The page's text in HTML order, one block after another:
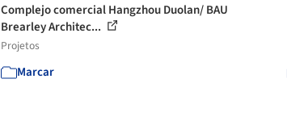
Complejo comercial Hangzhou Duolan/ BAU
Brearley Architec...
Projetos
Marcar